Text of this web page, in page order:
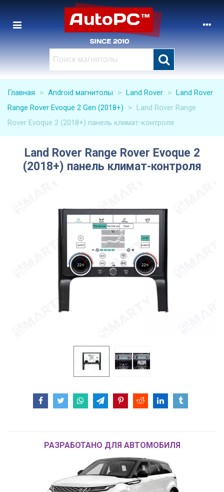
Главная > Android магнитолы > Land Rover > Land Rover
Range Rover Evoque 2 Gen (2018+)
> Land Rover Range
Rover Evoque 2 (2018+) панель климат-контроля
Land Rover Range Rover Evoque 2
(2018+) панель климат-контроля
РАЗРАБОТАНО ДЛЯ АВТОМОБИЛЯ